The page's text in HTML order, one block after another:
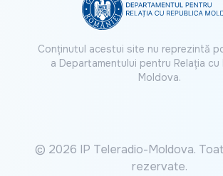
Conținutul acestui site nu reprezintă
a Departamentului pentru Relația cu
Moldova.
© 2026 IP Teleradio-Moldova.
rezervate.